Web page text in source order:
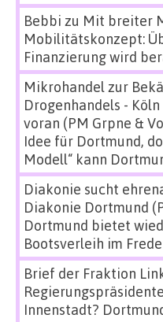
Bebbi zu Mit breiter
Mobilitätskonzept:
Finanzierung wird
Mikrohandel zur
Drogenhandels -
voran (PM Grpne &
Idee für Dortmund,
Modell“ kann
Diakonie sucht
Diakonie Dortmund
Dortmund bietet
Bootsverleih im
Brief der Fraktion
Innenstadt?